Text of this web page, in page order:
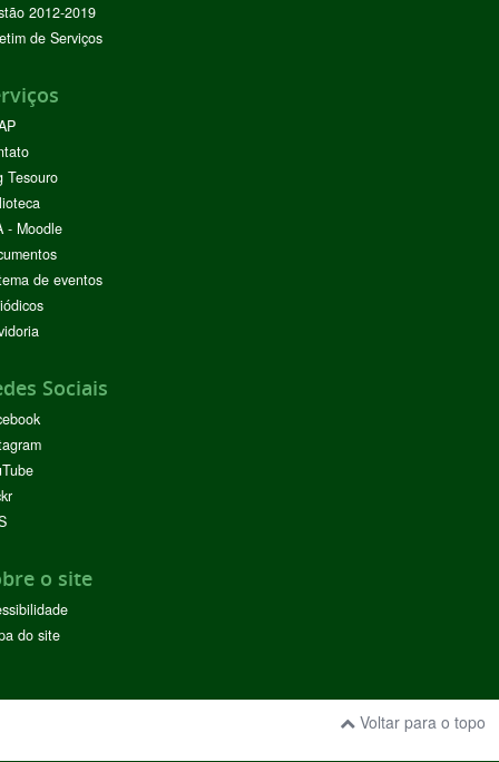
2012-2019
de Serviços
Tesouro
- Moodle
de eventos
Sociais
o site
do site
Voltar para o topo